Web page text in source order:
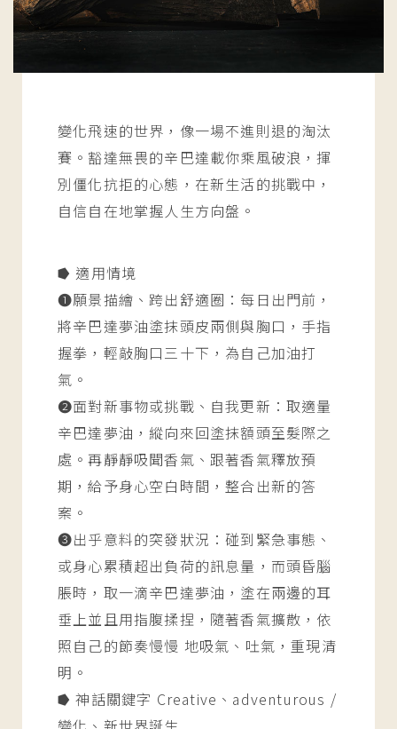
變化飛速的世界，像一場不進則退的淘汰
賽。豁達無畏的辛巴達載你乘風破浪，揮
別僵化抗拒的心態，在新生活的挑戰中，
自信自在地掌握人生方向盤。
⭓ 適用情境
➊願景描繪、跨出舒適圈：每日出門前，
將辛巴達夢油塗抹頭皮兩側與胸口，手指
握拳，輕敲胸口三十下，為自己加油打
氣。
➋面對新事物或挑戰、自我更新：取適量
辛巴達夢油，縱向來回塗抹額頭至髮際之
處。再靜靜吸聞香氣、跟著香氣釋放預
期，給予身心空白時間，整合出新的答
案。
➌出乎意料的突發狀況：碰到緊急事態、
或身心累積超出負荷的訊息量，而頭昏腦
脹時，取一滴辛巴達夢油，塗在兩邊的耳
垂上並且用指腹揉捏，隨著香氣擴散，依
照自己的節奏慢慢 地吸氣、吐氣，重現清
明。
⭓ 神話關鍵字 Creative、adventurous /